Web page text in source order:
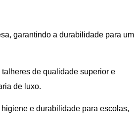
garantindo a durabilidade para um
de qualidade superior e
de luxo.
e durabilidade para escolas,